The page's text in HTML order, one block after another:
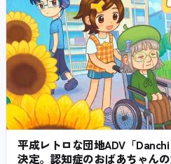
平成レトロな団地ADV「
決定。認知症のおばあちゃん